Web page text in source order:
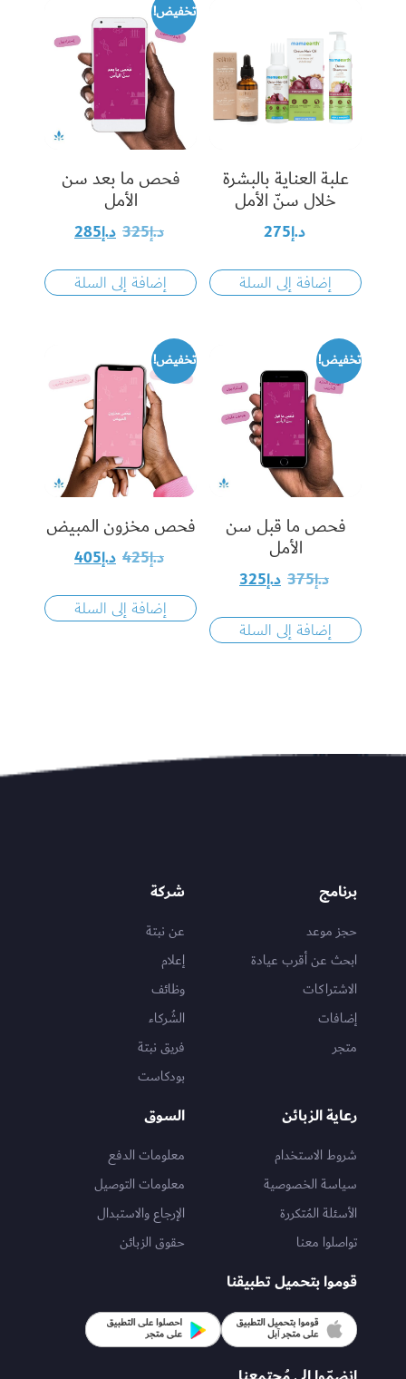
علبة العناية بالبشرة
خلال سنّ الأمل
د.إ275
إضافة إلى السلة
تخفيض!
فحص ما بعد سن
الأمل
د.إ325 د.إ285
إضافة إلى السلة
تخفيض!
فحص ما قبل سن
الأمل
د.إ375 د.إ325
إضافة إلى السلة
تخفيض!
فحص مخزون المبيض
د.إ425 د.إ405
إضافة إلى السلة
برنامج
حجز موعد
ابحث عن أقرب عيادة
الاشتراكات
إضافات
متجر
شركة
عن نبتة
إعلام
وظائف
الشُركاء
فريق نبتة
بودكاست
رعاية الزبائن
شروط الاستخدام
سياسة الخصوصية
الأسئلة المُتكررة
تواصلوا معنا
السوق
معلومات الدفع
معلومات التوصيل
الإرجاع والاستبدال
حقوق الزبائن
قوموا بتحميل تطبيقنا